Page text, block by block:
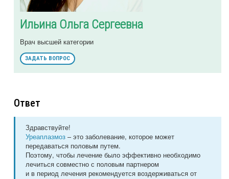
Ильина Ольга Сергеевна
Врач высшей категории
ЗАДАТЬ ВОПРОС
Ответ
Здравствуйте!
Уреаплазмоз – это заболевание, которое может
передаваться половым путем.
Поэтому, чтобы лечение было эффективно необходимо
лечиться совместно с половым партнером
и в период лечения рекомендуется воздерживаться от